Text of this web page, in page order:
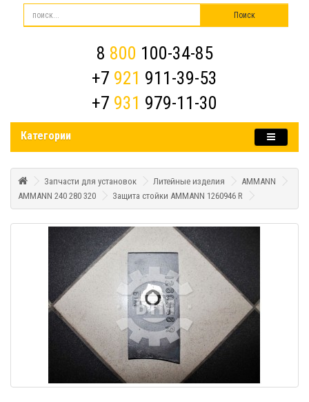
8 800 100-34-85
+7 921 911-39-53
+7 931 979-11-30
Категории
Запчасти для установок Литейные изделия
AMMANN
AMMANN 240 280 320
Защита стойки AMMANN 1260946 R